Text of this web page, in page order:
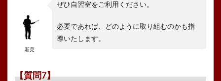
新見
ぜひ自習室をご利用ください。
必要であれば、どのように取り組むのかも指
導いたします。
【質問7】